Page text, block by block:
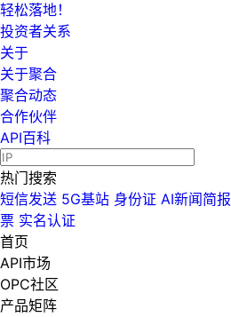
轻松落地！
投资者关系
关于
关于聚合
聚合动态
合作伙伴
API百科
热门搜索
短信发送 5G基站 身份证 AI新闻简报
票 实名认证
首页
API市场
OPC社区
产品矩阵